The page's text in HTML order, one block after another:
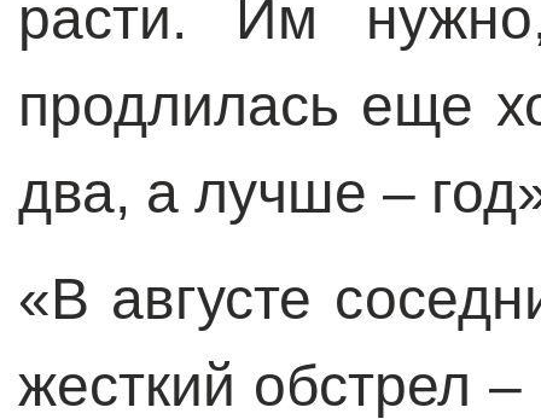
расти. Им
продлилась еще
два, а лучше –
«В августе
жесткий обстрел